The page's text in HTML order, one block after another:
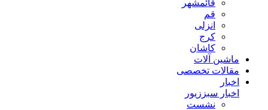
قائمشهر
قم
انزلی
کرج
کاشان
ماشین آلات
مقالات تخصصی
اخبار
اخبار سبززیور
نشست